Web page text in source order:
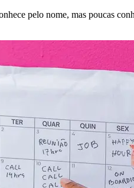
pelo nome, mas poucas